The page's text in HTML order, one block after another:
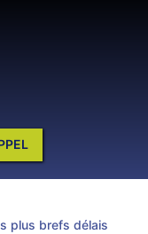
plus brefs délais